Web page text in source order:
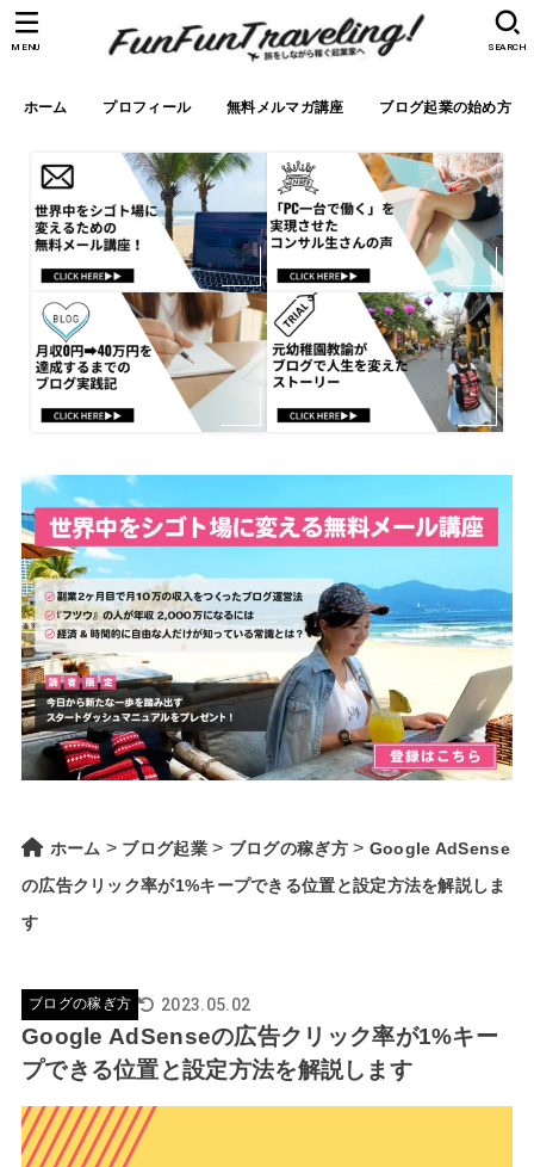
ホーム プロフィール 無料メルマガ講座 ブログ起業の始め方
SEARCH
MENU
ホーム > ブログ起業> ブログの稼ぎ方> Google AdSense
の広告クリック率が1%キープできる位置と設定方法を解説しま
す
ブログの稼ぎ方 2023.05.02
Google AdSenseの広告クリック率が1%キー
プできる位置と設定方法を解説します